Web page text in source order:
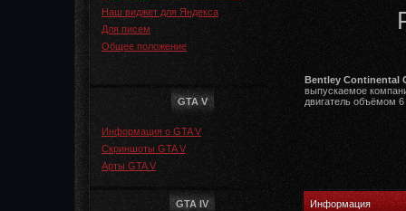
Наш виджет для Яндекса
Для писем
Общее положение
GTA V
Информация о GTA V
Скриншоты GTA V
Арты GTA V
GTA IV
Bentley Continental
выпускаемое
двигатель объёмом
Информация